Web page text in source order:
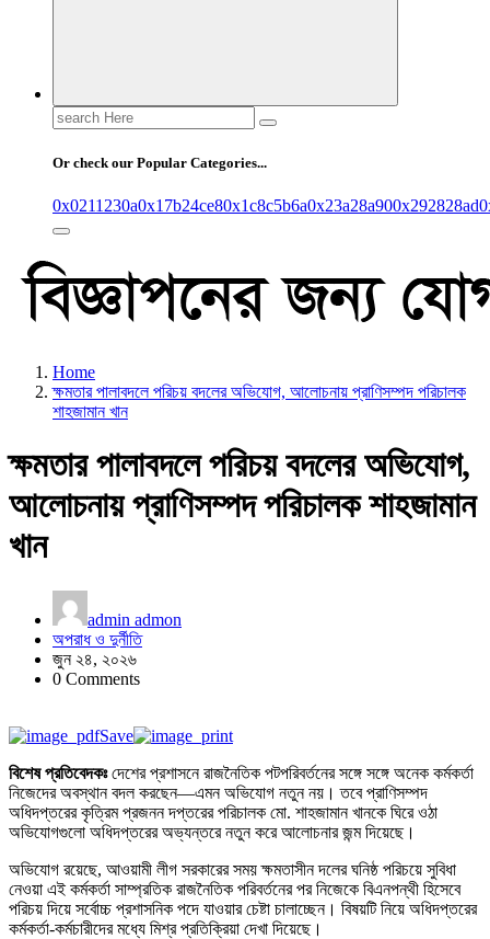
Search
for:
Or check our Popular Categories...
0x0211230a0x17b24ce80x1c8c5b6a0x23a28a900x292828ad
Home
ক্ষমতার পালাবদলে পরিচয় বদলের অভিযোগ, আলোচনায় প্রাণিসম্পদ পরিচালক
শাহজামান খান
ক্ষমতার পালাবদলে পরিচয় বদলের অভিযোগ,
আলোচনায় প্রাণিসম্পদ পরিচালক শাহজামান
খান
admin admon
অপরাধ ও দুর্নীতি
জুন ২৪, ২০২৬
0 Comments
Save
বিশেষ প্রতিবেদকঃদেশের প্রশাসনে রাজনৈতিক পটপরিবর্তনের সঙ্গে সঙ্গে অনেক কর্মকর্তা
নিজেদের অবস্থান বদল করছেন—এমন অভিযোগ নতুন নয়। তবে প্রাণিসম্পদ
অধিদপ্তরের কৃত্রিম প্রজনন দপ্তরের পরিচালক মো. শাহজামান খানকে ঘিরে ওঠা
অভিযোগগুলো অধিদপ্তরের অভ্যন্তরে নতুন করে আলোচনার জন্ম দিয়েছে।
অভিযোগ রয়েছে, আওয়ামী লীগ সরকারের সময় ক্ষমতাসীন দলের ঘনিষ্ঠ পরিচয়ে সুবিধা
নেওয়া এই কর্মকর্তা সাম্প্রতিক রাজনৈতিক পরিবর্তনের পর নিজেকে বিএনপন্থী হিসেবে
পরিচয় দিয়ে সর্বোচ্চ প্রশাসনিক পদে যাওয়ার চেষ্টা চালাচ্ছেন। বিষয়টি নিয়ে অধিদপ্তরের
কর্মকর্তা-কর্মচারীদের মধ্যে মিশ্র প্রতিক্রিয়া দেখা দিয়েছে।